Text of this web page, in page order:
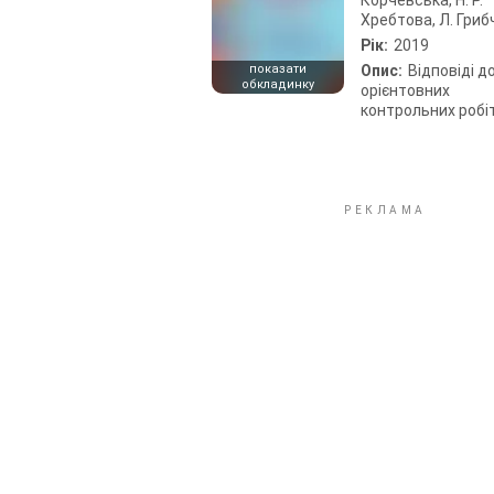
показати
обкладинку
Хребтова, Л.
Рік: 2019
Опис: Відповіді до
орієнтовних
контрольних